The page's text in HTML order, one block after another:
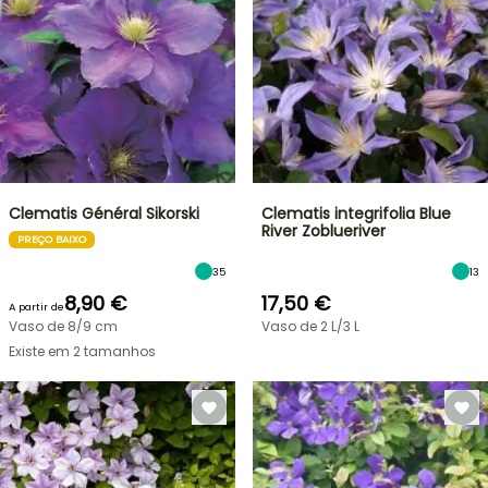
Clematis Général Sikorski
PREÇO BAIXO
35
A partir de8,90 €
Vaso de 8/9 cm
Existe em 2 tamanhos
Clematis integrifolia Blue
River Zoblueriver
13
17,50 €
Vaso de 2 L/3 L